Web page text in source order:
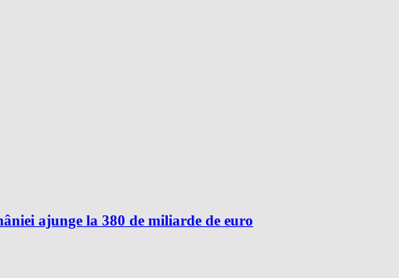
ajunge la 380 de miliarde de euro